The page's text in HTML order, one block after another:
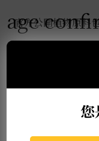
官方公開植物原料
萊姆皮
age
您